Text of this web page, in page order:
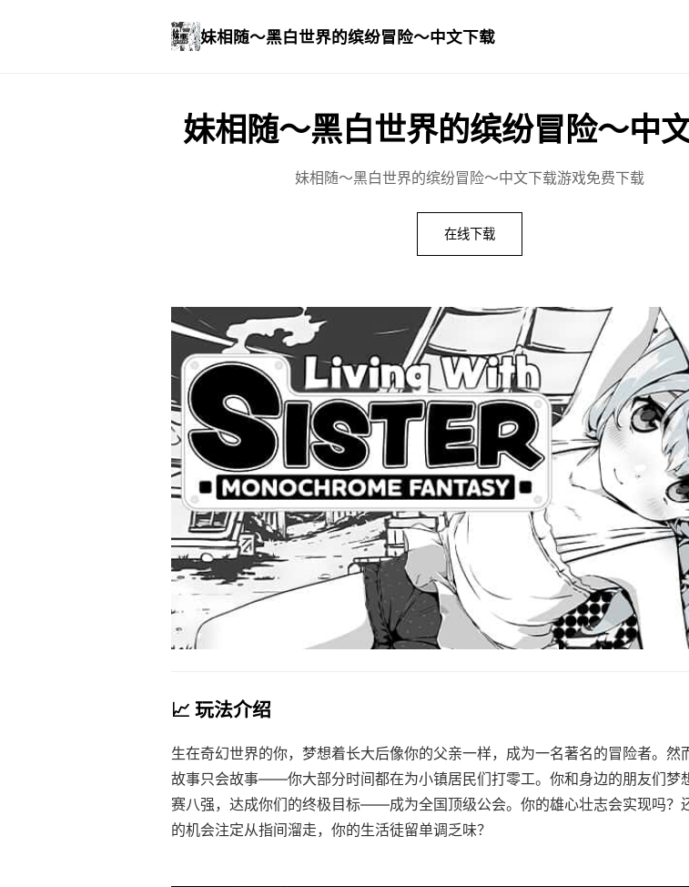
妹相随～黑白世界的缤纷冒险～中文下载
妹相随～黑白世界的缤纷冒险～中
妹相随～黑白世界的缤纷冒险～中文下载游戏免费下载
在线下载
📈 玩法介绍
生在奇幻世界的你，梦想着长大后像你的父亲一样，成为一名著名的冒险者。然
故事只会故事——你大部分时间都在为小镇居民们打零工。你和身边的朋友们梦
赛八强，达成你们的终极目标——成为全国顶级公会。你的雄心壮志会实现吗？
的机会注定从指间溜走，你的生活徒留单调乏味？